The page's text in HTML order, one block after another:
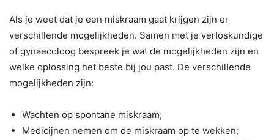
Als je weet dat je een miskraam gaat krijgen zijn er
verschillende mogelijkheden. Samen met je verloskundige
of gynaecoloog bespreek je wat de mogelijkheden zijn en
welke oplossing het beste bij jou past. De verschillende
mogelijkheden zijn:
Wachten op spontane miskraam;
Medicijnen nemen om de miskraam op te wekken;